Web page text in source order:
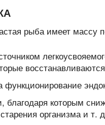
рыба имеет массу
функционирование
благодаря которым
организма и т.